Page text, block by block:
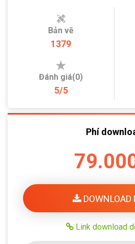
Bản vẽ
1379
Đánh giá(0)
5/5
Phí
DOWNLOAD
Link download